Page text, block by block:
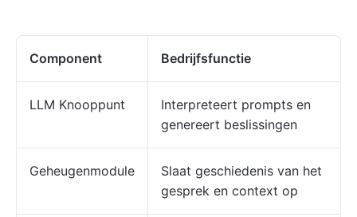
Component Bedrijfsfunctie
LLM Knooppunt
Interpreteert prompts en
genereert beslissingen
Geheugenmodule
Slaat geschiedenis van het
gesprek en context op